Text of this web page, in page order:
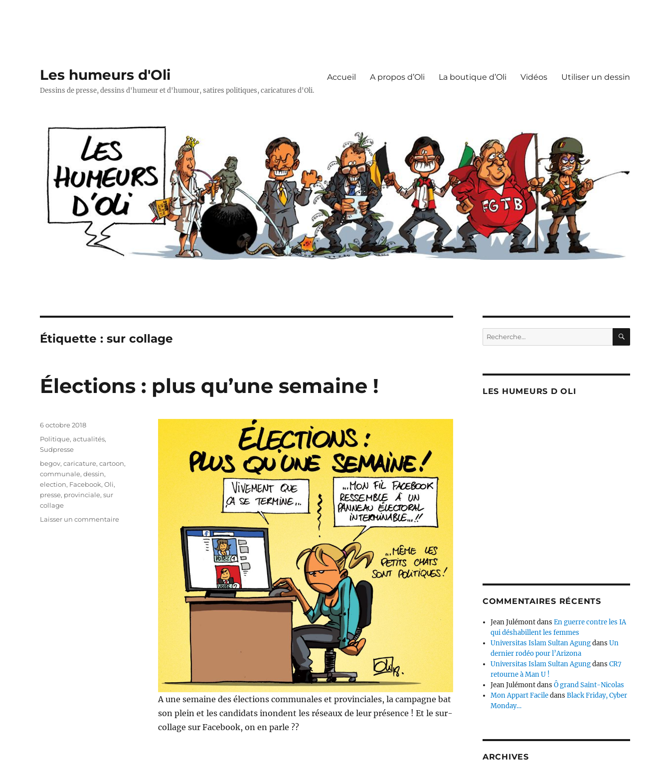
Les humeurs d'Oli
Dessins de presse, dessins d'humeur et d'humour, satires politiques, caricatures d'Oli.
Accueil A propos d’Oli La boutique d’Oli Vidéos Utiliser un dessin
Étiquette :sur collage
Élections : plus qu’une semaine !
A une semaine des élections communales et provinciales, la campagne bat
son plein et les candidats inondent les réseaux de leur présence ! Et le sur-
collage sur Facebook, on en parle ??
Publié
6 octobre 2018
Catégories
Politique, actualités,
Sudpresse
Étiquettes
begov,caricature,cartoon,
communale,dessin,
election, Facebook,Oli,
presse, provinciale,sur
collage
Laisser un commentairesur
Recherche
pour :
LES HUMEURS D OLI
COMMENTAIRES RÉCENTS
Jean JulémontdansEn guerre contre les IA
qui déshabillent les femmes
Universitas Islam Sultan AgungdansUn
dernier rodéo pour l’Arizona
Universitas Islam Sultan AgungdansCR7
retourne à Man U !
Jean JulémontdansÔ grand Saint-Nicolas
Mon Appart FaciledansBlack Friday, Cyber
Monday…
ARCHIVES